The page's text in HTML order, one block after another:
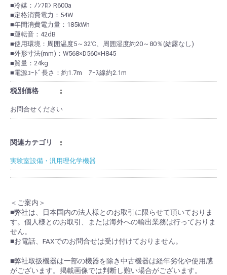
■冷媒：ﾉﾝﾌﾛﾝ R600a
■定格消費電力：54W
■年間消費電力量：185kWh
■運転音：42dB
■使用環境：周囲温度5～32℃、周囲湿度約20～80％(結露なし)
■外形寸法(mm)：W568×D560×H845
■質量：24kg
■電源ｺｰﾄﾞ長さ：約1.7m ｱｰｽ線約2.1m
税別価格
お問合せください
関連カテゴリ
実験室設備・汎用理化学機器
＜ご案内＞
■弊社は、日本国内の法人様とのお取引に限らせて頂いておりま
す。個人様とのお取引、または海外への輸出業務は行っておりま
せん。
■お電話、FAXでのお問合せは受け付けておりません。
■弊社取扱機器は一部の機器を除き中古機器は経年劣化や使用感
がございます。掲載画像では判断し難い場合がございます。